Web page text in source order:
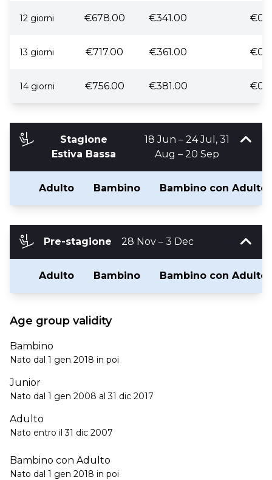
12 giorni €678.00 €341.00
13 giorni €717.00 €361.00
14 giorni €756.00 €381.00
Stagione
Estiva Bassa
18 Jun – 24 Jul, 31
Aug – 20 Sep
Adulto Bambino Bambino con Adulto
Pre-stagione 28 Nov – 3 Dec
Adulto Bambino Bambino con Adulto
Age group validity
Bambino
Nato dal 1 gen 2018 in poi
Junior
Nato dal 1 gen 2008 al 31 dic 2017
Adulto
Nato entro il 31 dic 2007
Bambino con Adulto
Nato dal 1 gen 2018 in poi